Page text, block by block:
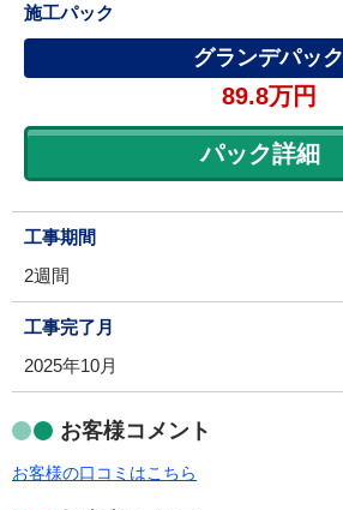
施工パック
グランデパック
89.8万円
パック詳細
工事期間
2週間
工事完了月
2025年10月
お客様コメント
お客様の口コミはこちら